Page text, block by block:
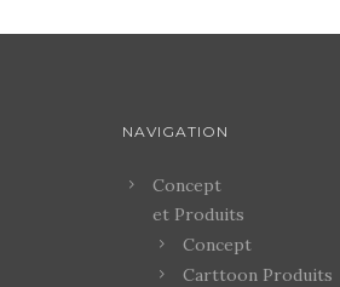
NAVIGATION
Concept
et Produits
Concept
Carttoon Produits